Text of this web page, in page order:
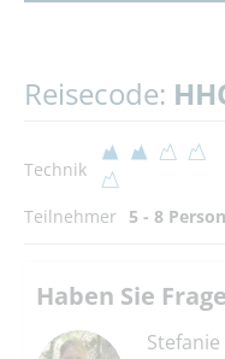
Reisecode:
Technik
Teilnehmer 5 - 8
Haben Sie